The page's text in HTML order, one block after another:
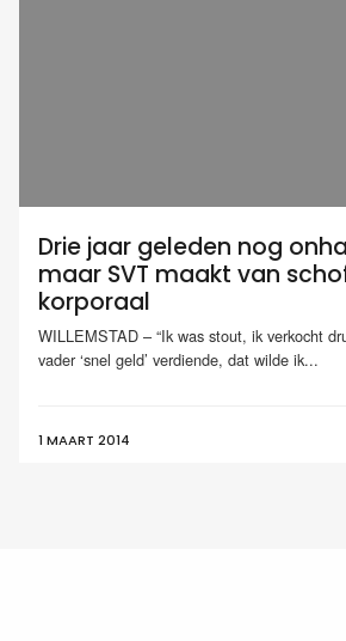
Drie jaar geleden nog
maar SVT maakt van
korporaal
WILLEMSTAD – “Ik was stout, ik verkocht
vader ‘snel geld’ verdiende, dat wilde ik...
1 MAART 2014